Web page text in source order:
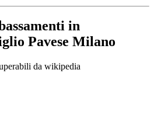
in
Pavese Milano
da wikipedia